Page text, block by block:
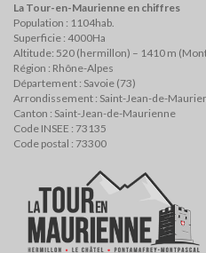
La Tour-en-Maurienne en chiffres
Population : 1104hab.
Superficie : 4000Ha
Altitude: 520 (hermillon) – 1410 m
Région : Rhône-Alpes
Département : Savoie (73)
Arrondissement : Saint-Jean-de-
Canton : Saint-Jean-de-Maurienne
Code INSEE : 73135
Code postal : 73300